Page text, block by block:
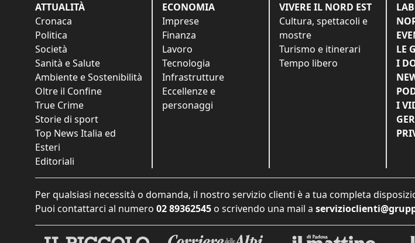
ATTUALITÀ
Cronaca
Politica
Società
Sanità e Salute
Ambiente e Sostenibilità
Oltre il Confine
True Crime
Storie di sport
Top News Italia ed
Esteri
Editoriali
ECONOMIA
Imprese
Finanza
Lavoro
Tecnologia
Infrastrutture
Eccellenze e
personaggi
VIVERE IL NORD EST
Cultura, spettacoli e
mostre
Turismo e itinerari
Tempo libero
LE
I
I
Per qualsiasi necessità o domanda, il nostro servizio clienti è a tua completa
Puoi contattarci al numero 02 89362545 o scrivendo una mail a